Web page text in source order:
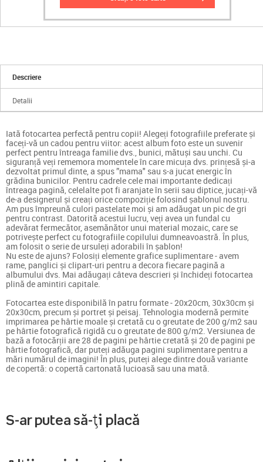
Descriere
Detalii
Iată fotocartea perfectă pentru copii! Alegeți fotografiile preferate și
faceți-vă un cadou pentru viitor: acest album foto este un suvenir
perfect pentru întreaga familie dvs., bunici, mătuși sau unchi. Cu
siguranță veți rememora momentele în care micuța dvs. prințesă și-a
dezvoltat primul dinte, a spus ”mama" sau s-a jucat energic în
grădina bunicilor. Pentru cadrele cele mai importante dedicați
întreaga pagină, celelalte pot fi aranjate în serii sau diptice, jucați-vă
de-a designerul și creați orice compoziție folosind șablonul nostru.
Am pus împreună culori pastelate moi și am adăugat un pic de gri
pentru contrast. Datorită acestui lucru, veți avea un fundal cu
adevărat fermecător, asemănător unui material mozaic, care se
potrivește perfect cu fotografiile copilului dumneavoastră. În plus,
am folosit o serie de ursuleți adorabili în șablon!
Nu este de ajuns? Folosiți elemente grafice suplimentare - avem
rame, panglici și clipart-uri pentru a decora fiecare pagină a
albumului dvs. Mai adăugați câteva descrieri și închideți fotocartea
plină de amintiri capitale.
Fotocartea este disponibilă în patru formate - 20x20cm, 30x30cm și
20x30cm, precum și portret și peisaj. Tehnologia modernă permite
imprimarea pe hârtie moale și cretată cu o greutate de 200 g/m2 sau
pe hârtie fotografică rigidă cu o greutate de 800 g/m2. Versiunea de
bază a fotocărții are 28 de pagini pe hârtie cretată și 20 de pagini pe
hârtie fotografică, dar puteți adăuga pagini suplimentare pentru a
mări numărul de imagini! În plus, puteți alege dintre două variante
de copertă: o copertă cartonată lucioasă sau una mată.
S-ar putea să-ți placă